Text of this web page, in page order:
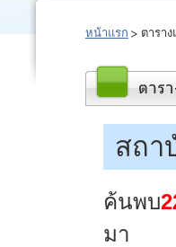
หน้าแรก ตารา
สถา
ค้นพบ
มา